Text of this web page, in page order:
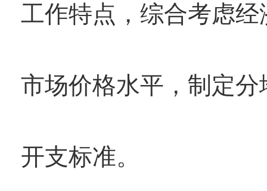
工作特点，综合考虑
市场价格水平，制定
开支标准。